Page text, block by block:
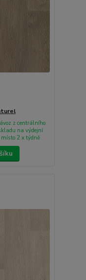
z centrálního
na výdejní
místo 2 x týdně